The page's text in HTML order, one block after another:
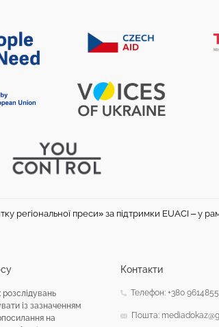
регіональної преси» за підтримки EUACI – у
із зазначенням
на
Контакти
Телефон: +380
Пошта: